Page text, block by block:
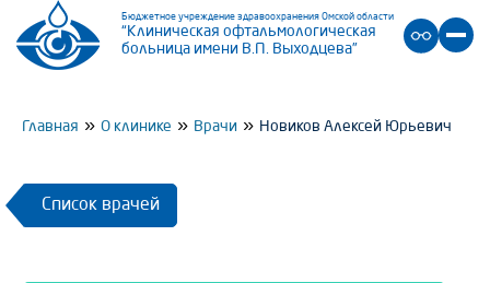
Бюджетное учреждение здравоохранения Омской области
“Клиническая офтальмологическая
больница имени В.П. Выходцева”
Главная » О клинике » Врачи » Новиков Алексей Юрьевич
Список врачей